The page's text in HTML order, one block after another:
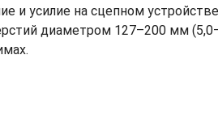
и усилие на сцепном
диаметром 127–200 мм